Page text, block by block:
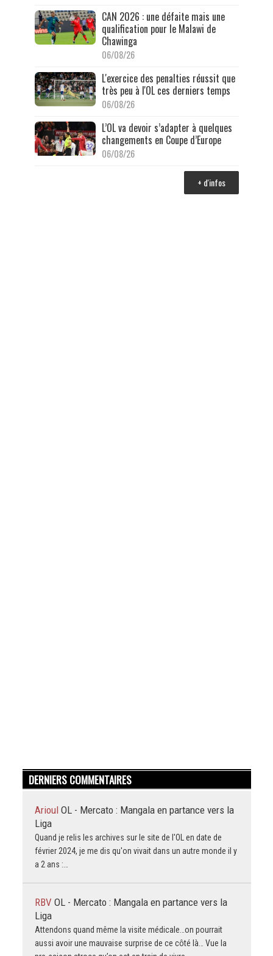
CAN 2026 : une défaite mais une
qualification pour le Malawi de
Chawinga
06/08/26
L'exercice des penalties réussit que
très peu à l'OL ces derniers temps
06/08/26
L’OL va devoir s’adapter à quelques
changements en Coupe d’Europe
06/08/26
+ d'infos
DERNIERS COMMENTAIRES
Arioul OL - Mercato : Mangala en partance vers la
Liga
Quand je relis les archives sur le site de l'OL en date de
février 2024, je me dis qu'on vivait dans un autre monde il y
a 2 ans :…
RBV OL - Mercato : Mangala en partance vers la
Liga
Attendons quand même la visite médicale…on pourrait
aussi avoir une mauvaise surprise de ce côté là… Vue la